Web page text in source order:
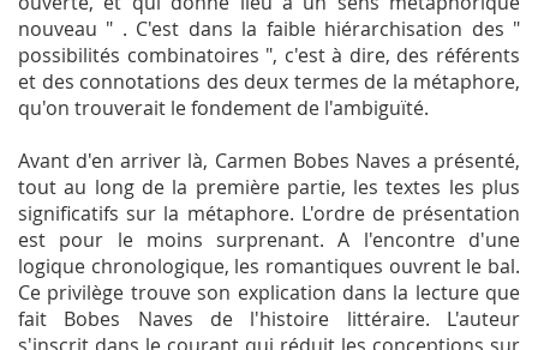
nouveau " . C'est dans la faible hiérarchisation des "
possibilités combinatoires ", c'est à dire, des référents
et des connotations des deux termes de la métaphore,
qu'on trouverait le fondement de l'ambiguïté.
Avant d'en arriver là, Carmen Bobes Naves a présenté,
tout au long de la première partie, les textes les plus
significatifs sur la métaphore. L'ordre de présentation
est pour le moins surprenant. A l'encontre d'une
logique chronologique, les romantiques ouvrent le bal.
Ce privilège trouve son explication dans la lecture que
fait Bobes Naves de l'histoire littéraire. L'auteur